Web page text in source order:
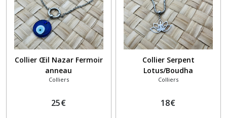
Collier Œil Nazar Fermoir
anneau
Colliers
25€
Collier Serpent
Lotus/Boudha
Colliers
18€